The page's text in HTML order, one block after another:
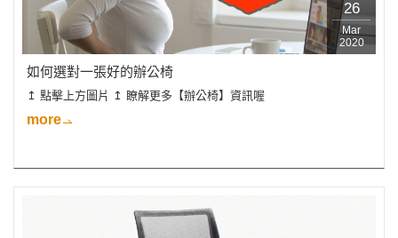
26
Mar
2020
如何選對一張好的辦公椅
↥ 點擊上方圖片 ↥ 瞭解更多【辦公椅】資訊喔
more